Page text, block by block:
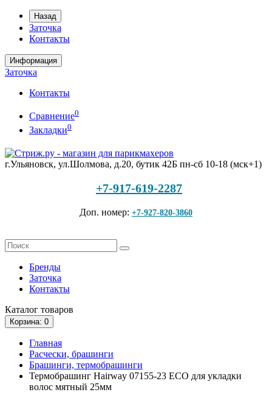
Назад
Заточка
Контакты
Информация
Заточка
Контакты
Сравнение0
Закладки0
г.Ульяновск, ул.Шолмова, д.20, бутик 42Б пн-сб 10-18 (мск+1)
+7-917-619-2287
Доп. номер: +7-927-820-3860
Бренды
Заточка
Контакты
Каталог товаров
Корзина: 0
Главная
Расчески, брашинги
Брашинги, термобрашинги
Термобрашинг Hairway 07155-23 ECO для укладки
волос мятный 25мм